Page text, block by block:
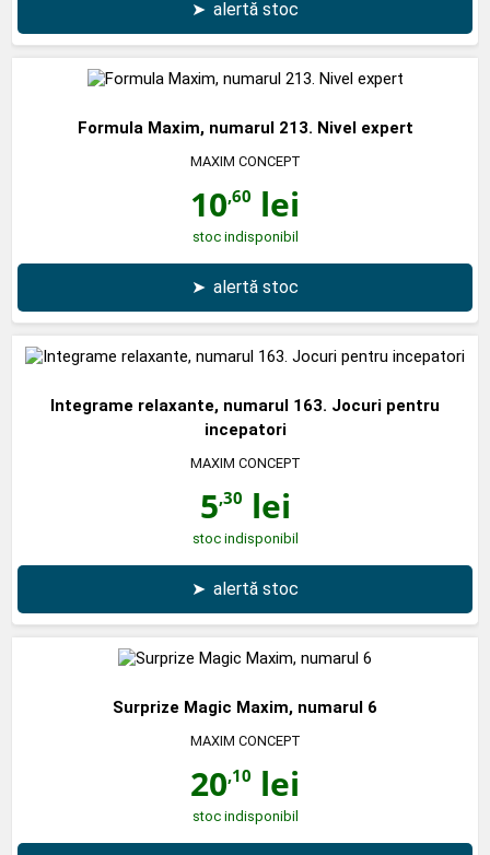
➤ alertă stoc
Formula Maxim, numarul 213. Nivel expert
MAXIM CONCEPT
10,60 lei
stoc indisponibil
➤ alertă stoc
Integrame relaxante, numarul 163. Jocuri pentru
incepatori
MAXIM CONCEPT
5,30 lei
stoc indisponibil
➤ alertă stoc
Surprize Magic Maxim, numarul 6
MAXIM CONCEPT
20,10 lei
stoc indisponibil